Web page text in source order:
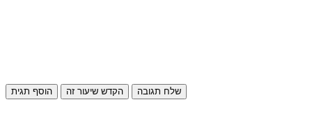
הוסף תגית הקדש שיעור זה שלח תגובה